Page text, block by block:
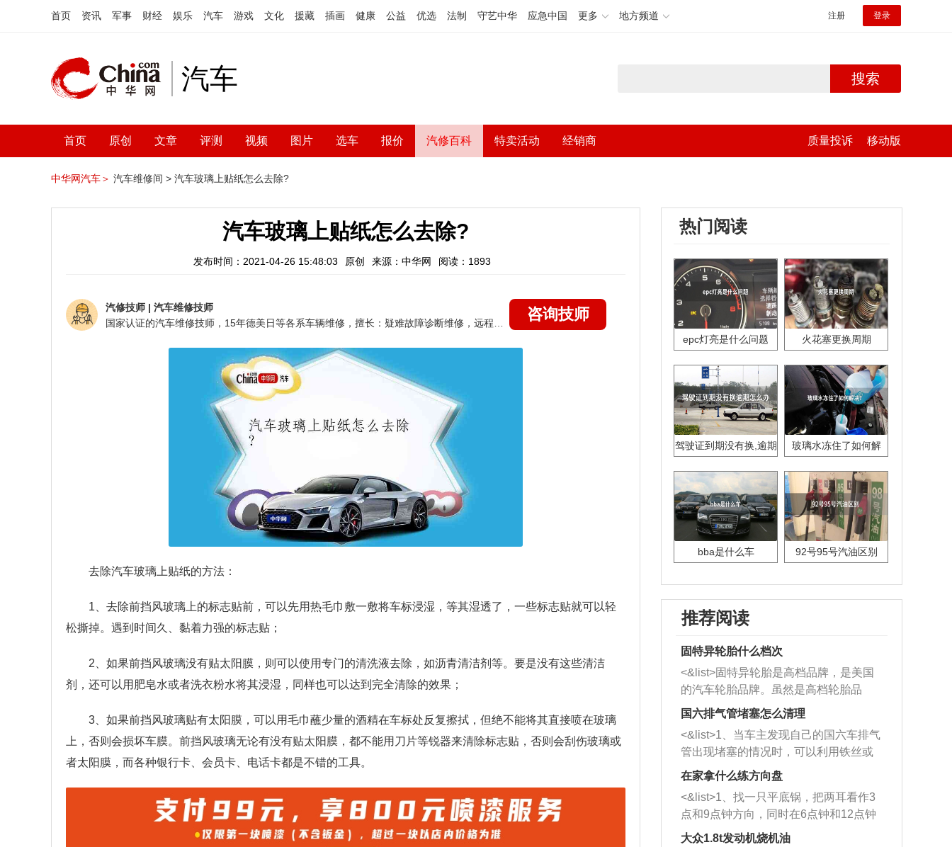
首页 资讯 军事 财经 娱乐 汽车 游戏 文化 援藏 插画 健康 公益 优选 法制 守艺中华 应急中国 更多 地方频道 注册 登录
汽车 搜索
首页 原创 文章 评测 视频 图片 选车 报价 汽修百科 特卖活动 经销商 质量投诉 移动版
中华网汽车＞ 汽车维修间 > 汽车玻璃上贴纸怎么去除?
汽车玻璃上贴纸怎么去除?
发布时间：2021-04-26 15:48:03 原创 来源：中华网 阅读：1893
汽修技师 | 汽车维修技师
咨询技师
去除汽车玻璃上贴纸的方法：
1、去除前挡风玻璃上的标志贴前，可以先用热毛巾敷一敷将车标浸湿，等其湿透了，一些标志贴就可以轻
松撕掉。遇到时间久、黏着力强的标志贴；
2、如果前挡风玻璃没有贴太阳膜，则可以使用专门的清洗液去除，如沥青清洁剂等。要是没有这些清洁
剂，还可以用肥皂水或者洗衣粉水将其浸湿，同样也可以达到完全清除的效果；
3、如果前挡风玻璃贴有太阳膜，可以用毛巾蘸少量的酒精在车标处反复擦拭，但绝不能将其直接喷在玻璃
上，否则会损坏车膜。前挡风玻璃无论有没有贴太阳膜，都不能用刀片等锐器来清除标志贴，否则会刮伤玻璃或
者太阳膜，而各种银行卡、会员卡、电话卡都是不错的工具。
热门阅读
epc灯亮是什么问题 火花塞更换周期
驾驶证到期没有换,逾期
玻璃水冻住了如何解
bba是什么车 92号95号汽油区别
推荐阅读
固特异轮胎什么档次
<&list>固特异轮胎是高档品牌，是美国
的汽车轮胎品牌。虽然是高档轮胎品
牌，但是中高低端的轮胎都有生产，这
也是为了更好的开拓市场。
国六排气管堵塞怎么清理
<&list>1、当车主发现自己的国六车排气
管出现堵塞的情况时，可以利用铁丝或
者是细棍，直接将杂物给取出来，如果
堵塞情况比较严重，也可以采取应急措
施。 <&list>2、直接利用木棍将所有的
杂物推到排气管里面的位置处，然后将
三元催化器拆解开，就可以将堵塞的东
在家拿什么练方向盘
<&list>1、找一只平底锅，把两耳看作3
点和9点钟方向，同时在6点钟和12点钟
方向做一个标记。 <&list>2、双手握住
大众1.8t发动机烧机油